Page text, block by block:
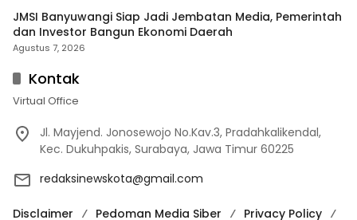
JMSI Banyuwangi Siap Jadi Jembatan Media, Pemerintah
dan Investor Bangun Ekonomi Daerah
Agustus 7, 2026
Kontak
Virtual Office
Jl. Mayjend. Jonosewojo No.Kav.3, Pradahkalikendal,
Kec. Dukuhpakis, Surabaya, Jawa Timur 60225
redaksinewskota@gmail.com
Disclaimer Pedoman Media Siber Privacy Policy